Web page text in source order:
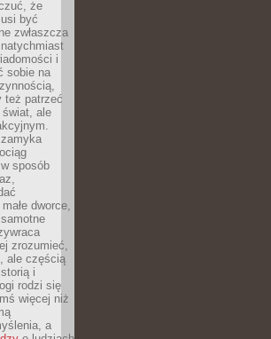
że
być
zwłaszcza
i
sobie na
też patrzeć
świat, ale
sposób
dworce,
zrozumieć,
ale częścią
i
rodzi się
więcej niż
a